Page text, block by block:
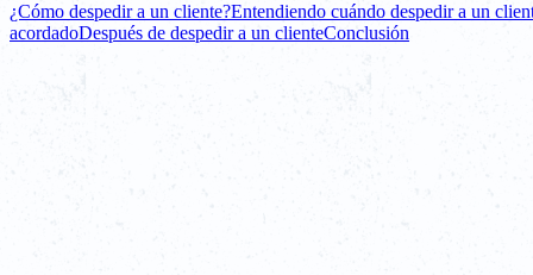
¿Cómo despedir a un cliente?Entendiendo cuándo despedir a un
acordadoDespués de despedir a un clienteConclusión